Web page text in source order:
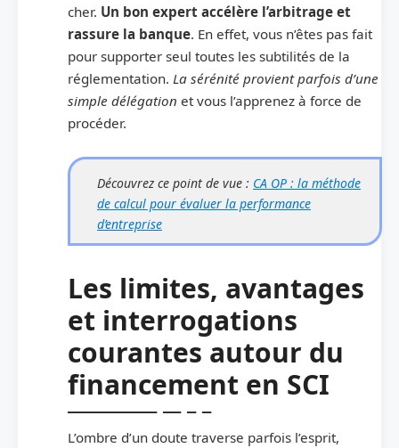
cher. Un bon expert accélère l’arbitrage et
rassure la banque. En effet, vous n’êtes pas fait
pour supporter seul toutes les subtilités de la
réglementation. La sérénité provient parfois d’une
simple délégation et vous l’apprenez à force de
procéder.
Découvrez ce point de vue : CA OP : la méthode
de calcul pour évaluer la performance
d’entreprise
Les limites, avantages
et interrogations
courantes autour du
financement en SCI
L’ombre d’un doute traverse parfois l’esprit,